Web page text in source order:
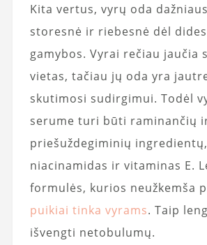
Kita vertus, vyrų oda
storesnė ir riebesnė dėl
gamybos. Vyrai rečiau jaučia
vietas, tačiau jų oda yra
skutimosi sudirgimui. Todėl
serume turi būti raminančių
priešuždegiminių
niacinamidas ir vitaminas E.
formulės, kurios neužkemša
puikiai tinka vyrams. Taip
išvengti netobulumų.